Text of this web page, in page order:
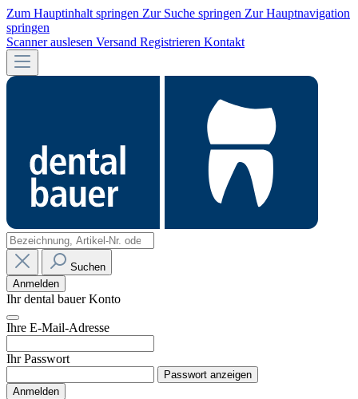
Zum Hauptinhalt springen Zur Suche springen Zur Hauptnavigation
springen
Scanner auslesen Versand Registrieren Kontakt
Suchen
Anmelden
Ihr dental bauer Konto
Ihre E-Mail-Adresse
Ihr Passwort
Passwort anzeigen
Anmelden